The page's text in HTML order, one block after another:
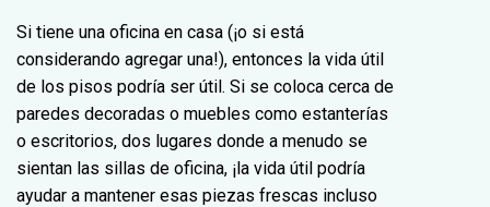
Si tiene una oficina en casa (¡o si está
considerando agregar una!), entonces la vida útil
de los pisos podría ser útil. Si se coloca cerca de
paredes decoradas o muebles como estanterías
o escritorios, dos lugares donde a menudo se
sientan las sillas de oficina, ¡la vida útil podría
ayudar a mantener esas piezas frescas incluso